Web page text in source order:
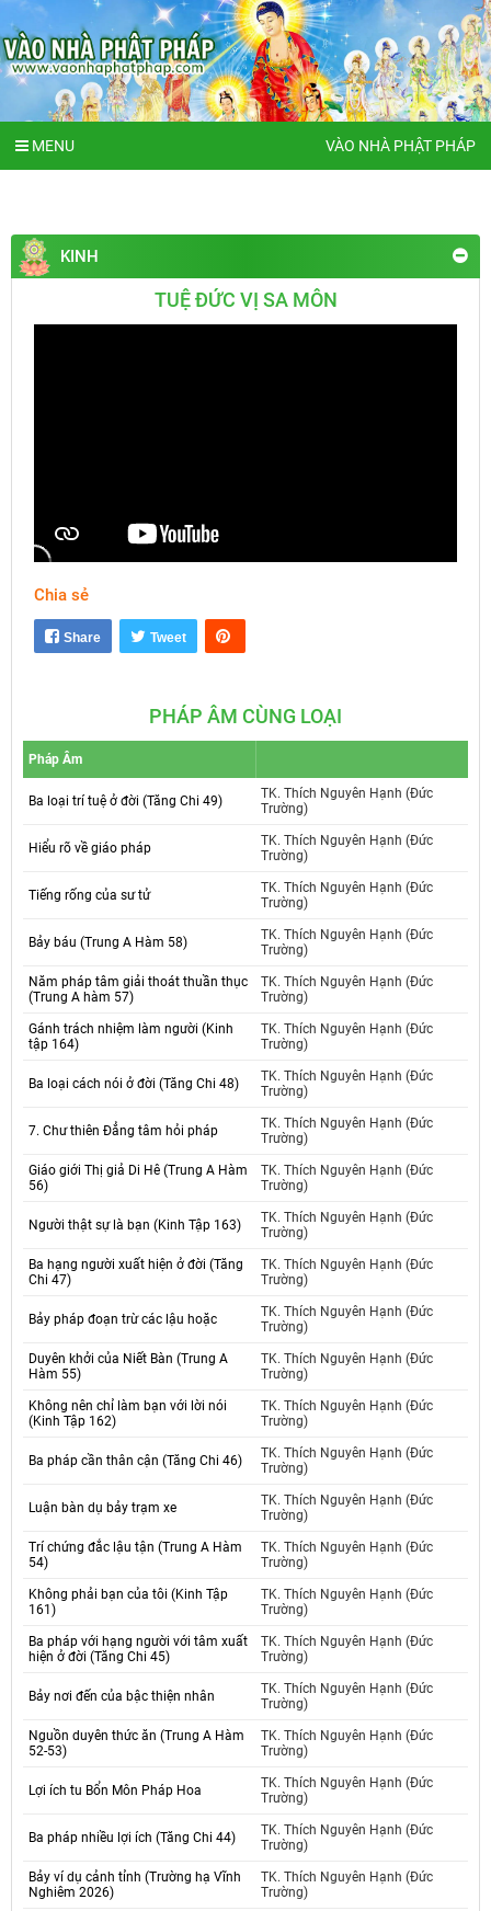
MENU VÀO NHÀ PHẬT PHÁP
KINH
TUỆ ĐỨC VỊ SA MÔN
Chia sẻ
Share Tweet
PHÁP ÂM CÙNG LOẠI
Pháp Âm
Ba loại trí tuệ ở đời (Tăng Chi 49)
TK. Thích Nguyên Hạnh (Đức
Trường)
Hiểu rõ về giáo pháp
TK. Thích Nguyên Hạnh (Đức
Trường)
Tiếng rống của sư tử
TK. Thích Nguyên Hạnh (Đức
Trường)
Bảy báu (Trung A Hàm 58)
TK. Thích Nguyên Hạnh (Đức
Trường)
Năm pháp tâm giải thoát thuần thục
(Trung A hàm 57)
TK. Thích Nguyên Hạnh (Đức
Trường)
Gánh trách nhiệm làm người (Kinh
tập 164)
TK. Thích Nguyên Hạnh (Đức
Trường)
Ba loại cách nói ở đời (Tăng Chi 48)
TK. Thích Nguyên Hạnh (Đức
Trường)
7. Chư thiên Đẳng tâm hỏi pháp
TK. Thích Nguyên Hạnh (Đức
Trường)
Giáo giới Thị giả Di Hê (Trung A Hàm
56)
TK. Thích Nguyên Hạnh (Đức
Trường)
Người thật sự là bạn (Kinh Tập 163)
TK. Thích Nguyên Hạnh (Đức
Trường)
Ba hạng người xuất hiện ở đời (Tăng
Chi 47)
TK. Thích Nguyên Hạnh (Đức
Trường)
Bảy pháp đoạn trừ các lậu hoặc
TK. Thích Nguyên Hạnh (Đức
Trường)
Duyên khởi của Niết Bàn (Trung A
Hàm 55)
TK. Thích Nguyên Hạnh (Đức
Trường)
Không nên chỉ làm bạn với lời nói
(Kinh Tập 162)
TK. Thích Nguyên Hạnh (Đức
Trường)
Ba pháp cần thân cận (Tăng Chi 46)
TK. Thích Nguyên Hạnh (Đức
Trường)
Luận bàn dụ bảy trạm xe
TK. Thích Nguyên Hạnh (Đức
Trường)
Trí chứng đắc lậu tận (Trung A Hàm
54)
TK. Thích Nguyên Hạnh (Đức
Trường)
Không phải bạn của tôi (Kinh Tập
161)
TK. Thích Nguyên Hạnh (Đức
Trường)
Ba pháp với hạng người với tâm xuất
hiện ở đời (Tăng Chi 45)
TK. Thích Nguyên Hạnh (Đức
Trường)
Bảy nơi đến của bậc thiện nhân
TK. Thích Nguyên Hạnh (Đức
Trường)
Nguồn duyên thức ăn (Trung A Hàm
52-53)
TK. Thích Nguyên Hạnh (Đức
Trường)
Lợi ích tu Bổn Môn Pháp Hoa
TK. Thích Nguyên Hạnh (Đức
Trường)
Ba pháp nhiều lợi ích (Tăng Chi 44)
TK. Thích Nguyên Hạnh (Đức
Trường)
Bảy ví dụ cảnh tỉnh (Trường hạ Vĩnh
Nghiêm 2026)
TK. Thích Nguyên Hạnh (Đức
Trường)